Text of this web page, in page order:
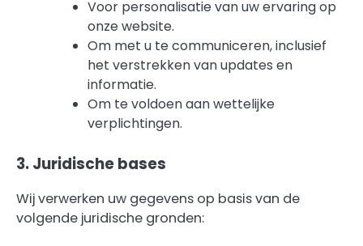
Voor personalisatie van uw ervaring op
onze website.
Om met u te communiceren, inclusief
het verstrekken van updates en
informatie.
Om te voldoen aan wettelijke
verplichtingen.
3. Juridische bases
Wij verwerken uw gegevens op basis van de
volgende juridische gronden: